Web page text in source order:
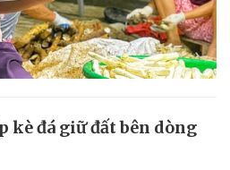
kè đá giữ đất bên dòng